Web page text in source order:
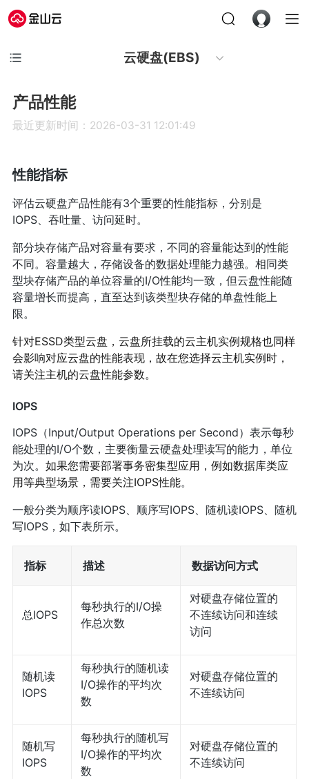
云硬盘(EBS)
产品性能
最近更新时间：2026-03-31 12:01:49
性能指标
评估云硬盘产品性能有3个重要的性能指标，分别是
IOPS、吞吐量、访问延时。
部分块存储产品对容量有要求，不同的容量能达到的性能
不同。容量越大，存储设备的数据处理能力越强。相同类
型块存储产品的单位容量的I/O性能均一致，但云盘性能随
容量增长而提高，直至达到该类型块存储的单盘性能上
限。
针对ESSD类型云盘，云盘所挂载的云主机实例规格也同样
会影响对应云盘的性能表现，故在您选择云主机实例时，
请关注主机的云盘性能参数。
IOPS
IOPS（Input/Output Operations per Second）表示每秒
能处理的I/O个数，主要衡量云硬盘处理读写的能力，单位
为次。 如果您需要部署事务密集型应用，例如数据库类应
用等典型场景，需要关注IOPS性能。
一般分类为顺序读IOPS、顺序写IOPS、随机读IOPS、随机
写IOPS，如下表所示。
指标 描述 数据访问方式
总IOPS
每秒执行的I/O操
作总次数
对硬盘存储位置的
不连续访问和连续
访问
随机读
IOPS
每秒执行的随机读
I/O操作的平均次
数
对硬盘存储位置的
不连续访问
随机写
IOPS
每秒执行的随机写
I/O操作的平均次
数
对硬盘存储位置的
不连续访问